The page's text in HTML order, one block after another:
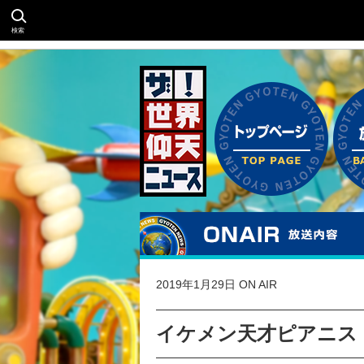
検索
2019年1月29日 ON AIR
イケメン天才ピアニス